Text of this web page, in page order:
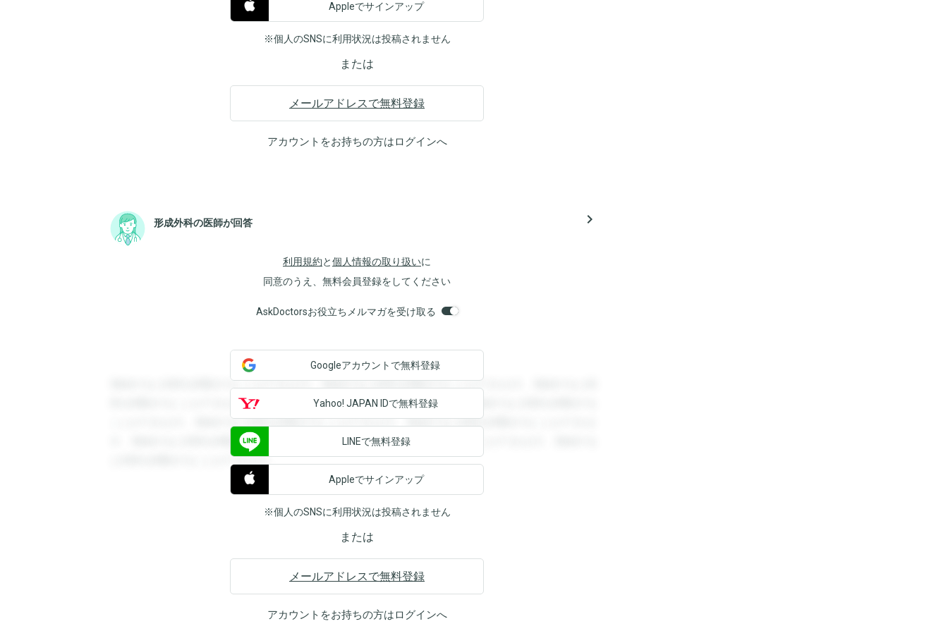
Appleでサインアップ
※個人のSNSに利用状況は投稿されません
または
メールアドレスで無料登録
アカウントをお持ちの方はログインへ
形成外科の医師が回答 navigate_next
利用規約と個人情報の取り扱いに
同意のうえ、無料会員登録をしてください
AskDoctorsお役立ちメルマガを受け取る
登録すると回答を閲覧することができます。登録すると回答を閲覧することができます。登録すると回
答を閲覧することができます。登録すると回答を閲覧することができます。登録すると回答を閲覧する
ことができます。登録すると回答を閲覧することができます。登録すると回答を閲覧することができま
す。登録すると回答を閲覧することができます。登録すると回答を閲覧することができます。登録する
と回答を閲覧することができます。
Googleアカウントで無料登録
Yahoo! JAPAN IDで無料登録
LINEで無料登録
Appleでサインアップ
※個人のSNSに利用状況は投稿されません
または
メールアドレスで無料登録
アカウントをお持ちの方はログインへ